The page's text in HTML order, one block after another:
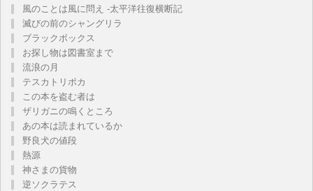
風のことは風に問え -太平洋往復横断記
滅びの前のシャングリラ
ブラックボックス
お探し物は図書室まで
流浪の月
テスカトリポカ
この本を盗む者は
ザリガニの鳴くところ
あの本は読まれているか
野良犬の値段
熱源
神さまの貨物
逆ソクラテス